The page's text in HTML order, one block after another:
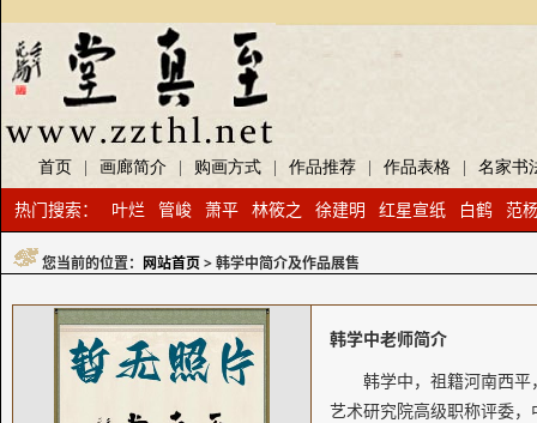
首页 画廊简介 购画方式 作品推荐 作品表格 名家书
热门搜索： 叶烂 管峻 萧平 林筱之 徐建明 红星宣纸 白鹤 范
您当前的位置： 网站首页> 韩学中简介及作品展售
韩学中老师简介
韩学中，祖籍河南西
艺术研究院高级职称评委